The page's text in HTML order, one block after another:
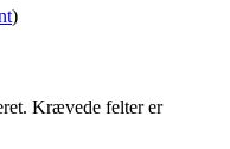
)
Krævede felter er